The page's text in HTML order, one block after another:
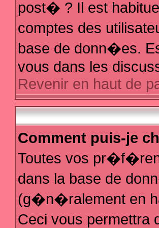
post� ? Il est
comptes des
base de donn�es.
vous dans les
Revenir en haut de
Comment puis-je
Toutes vos
dans la base de
(g�n�ralement en
Ceci vous